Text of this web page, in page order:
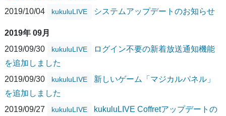
2019/10/04
kukuluLIVE システムアップデートのお知らせ
2019年 09月
2019/09/30
kukuluLIVE
ログイン不要の新着放送通知機能
を追加しました
2019/09/30
kukuluLIVE
新しいゲーム「マジカルパネル」
を追加しました
2019/09/27
kukuluLIVE
kukuluLIVE Coffretアップデートの